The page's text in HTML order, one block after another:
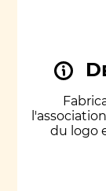
du logo